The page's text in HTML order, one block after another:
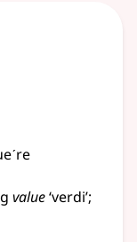
value‘verdi’;